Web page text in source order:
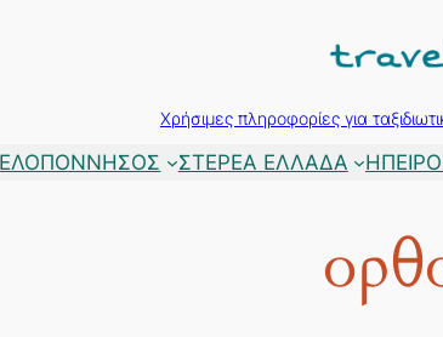
Χρήσιμες πληροφορίες για
ΣΤΕΡΕΑ ΕΛΛΑΔΑ